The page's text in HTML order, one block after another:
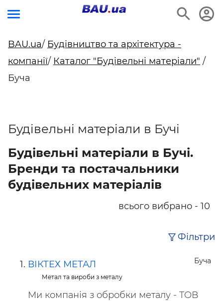
BAU.ua/ Будівництво та архітектура -
компанії/ Каталог "Будівельні матеріали" /
Буча
Будівельні матеріали в Бучі
Будівельні матеріали в Бучі.
Бренди та постачальники
будівельних матеріалів
всього вибрано - 10
Фільтри
Буча
ВІКТЕХ МЕТАЛ
Метал та вироби з металу
Ми компанія з обробки металу - ТОВ